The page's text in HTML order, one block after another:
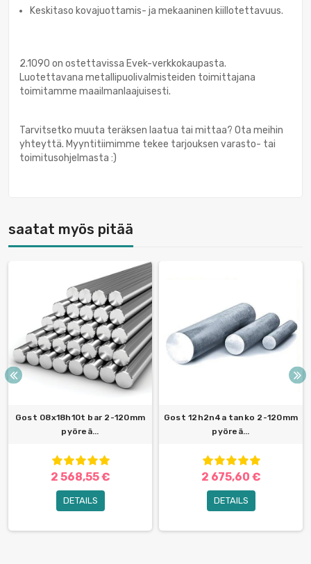
Keskitaso kovajuottamis- ja mekaaninen kiillotettavuus.
2.1090 on ostettavissa Evek-verkkokaupasta.
Luotettavana metallipuolivalmisteiden toimittajana
toimitamme maailmanlaajuisesti.
Tarvitsetko muuta teräksen laatua tai mittaa? Ota meihin
yhteyttä. Myyntitiimimme tekee tarjouksen varasto- tai
toimitusohjelmasta :)
saatat myös pitää
Gost 08x18h10t bar 2-120mm
pyöreä...
2 568,55 €
DETAILS
Gost 12h2n4a tanko 2-120mm
pyöreä...
2 675,60 €
DETAILS